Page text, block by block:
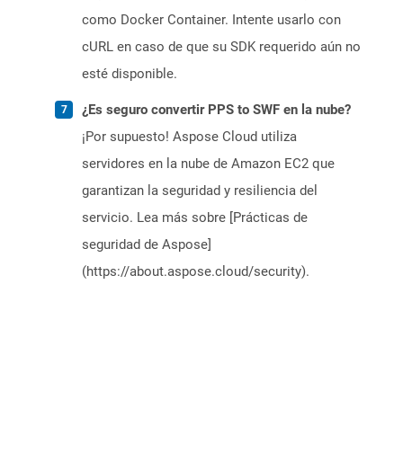
como Docker Container. Intente usarlo con
cURL en caso de que su SDK requerido aún no
esté disponible.
¿Es seguro convertir PPS to SWF en la nube?
¡Por supuesto! Aspose Cloud utiliza
servidores en la nube de Amazon EC2 que
garantizan la seguridad y resiliencia del
servicio. Lea más sobre [Prácticas de
seguridad de Aspose]
(https://about.aspose.cloud/security).